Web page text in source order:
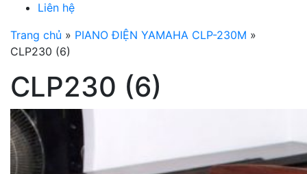
Liên hệ
Trang chủ » PIANO ĐIỆN YAMAHA CLP-230M »
CLP230 (6)
CLP230 (6)